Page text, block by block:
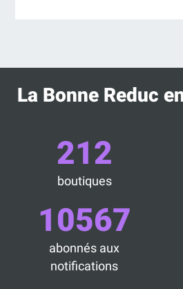
La Bonne Reduc
212
boutiques
10567
abonnés aux
notifications